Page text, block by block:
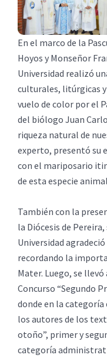
En el marco de la
Hoyos y Monseñor
Universidad realizó
culturales, litúrgicas y
vuelo de color por el
del biólogo Juan
riqueza natural de
experto, presentó su
con el mariposario
de esta especie
También con la
la Diócesis de
Universidad
recordando la
Mater. Luego, se
Concurso “Segundo
donde en la
los autores de los
otoño”, primer y
categoría